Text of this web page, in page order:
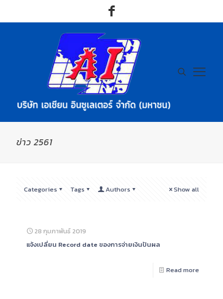
ข่าว 2561
Categories Tags Authors Show all
28 กุมภาพันธ์ 2019
แจ้งเปลี่ยน Record date ของการจ่ายเงินปันผล
Read more